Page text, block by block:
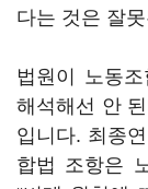
다는 것은 잘
법원이 노동
해석해선 안
입니다. 최종
합법 조항은